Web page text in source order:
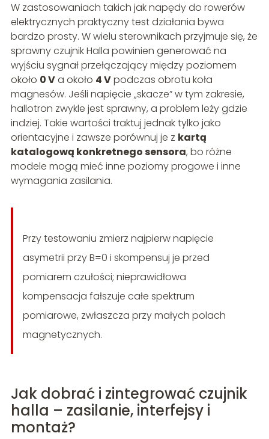
W zastosowaniach takich jak napędy do rowerów
elektrycznych praktyczny test działania bywa
bardzo prosty. W wielu sterownikach przyjmuje się, że
sprawny czujnik Halla powinien generować na
wyjściu sygnał przełączający między poziomem
około 0 Va około 4 Vpodczas obrotu koła
magnesów. Jeśli napięcie „skacze” w tym zakresie,
hallotron zwykle jest sprawny, a problem leży gdzie
indziej. Takie wartości traktuj jednak tylko jako
orientacyjne i zawsze porównuj je z kartą
katalogową konkretnego sensora, bo różne
modele mogą mieć inne poziomy progowe i inne
wymagania zasilania.
Przy testowaniu zmierz najpierw napięcie
asymetrii przy B=0 i skompensuj je przed
pomiarem czułości; nieprawidłowa
kompensacja fałszuje całe spektrum
pomiarowe, zwłaszcza przy małych polach
magnetycznych.
Jak dobrać i zintegrować czujnik
halla – zasilanie, interfejsy i
montaż?